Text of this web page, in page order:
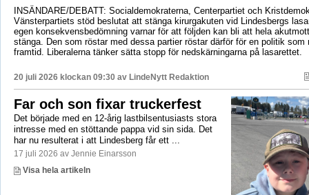
INSÄNDARE/DEBATT: Socialdemokraterna, Centerpartiet och
Vänsterpartiets stöd beslutat att stänga kirurgakuten vid Lindesbergs
egen konsekvensbedömning varnar för att följden kan bli att hela
stänga. Den som röstar med dessa partier röstar därför för en politik som
framtid. Liberalerna tänker sätta stopp för nedskärningarna på lasarettet.
20 juli 2026 klockan 09:30 av LindeNytt Redaktion
Far och son fixar truckerfest
Det började med en 12-årig lastbilsentusiasts stora
intresse med en stöttande pappa vid sin sida. Det
har nu resulterat i att Lindesberg får ett ...
17 juli 2026 av Jennie Einarsson
Visa hela artikeln